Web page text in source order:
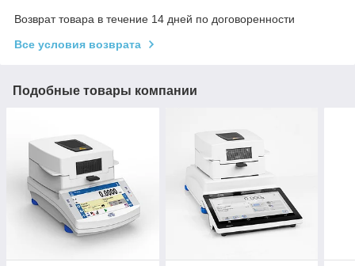
Возврат товара в течение 14 дней по договоренности
Все условия возврата
Подобные товары компании